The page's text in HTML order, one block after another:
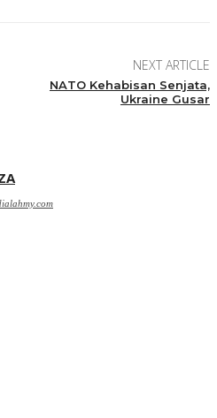
NEXT ARTICLE
NATO Kehabisan Senjata,
Ukraine Gusar